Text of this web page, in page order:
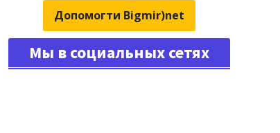
Допомогти Bigmir)net
Мы в социальных сетях